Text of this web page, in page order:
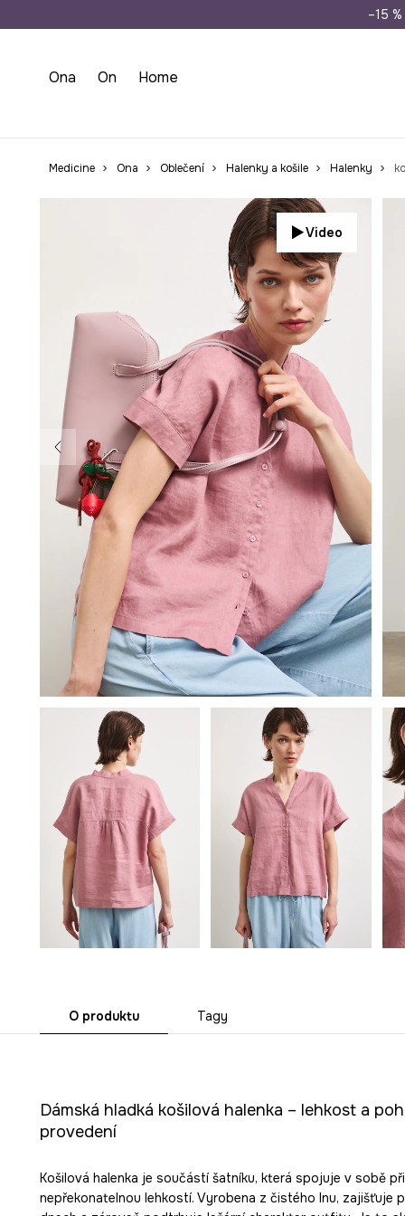
Doprava zdarma
–15
Ona On Home
Medicine Ona Oblečení Halenky a košile Halenky
Video
O produktu Tagy
Dámská hladká košilová halenka – lehkost a
provedení
Košilová halenka je součástí šatníku, která spojuje v sobě
nepřekonatelnou lehkostí. Vyrobena z čistého lnu, zajišťuje